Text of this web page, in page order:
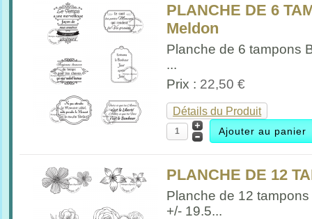
PLANCHE DE 6
Meldon
Planche de 6 tampons
...
Prix : 22,50 €
Détails du Produit
PLANCHE DE 12
Planche de 12 tampons
+/- 19.5...